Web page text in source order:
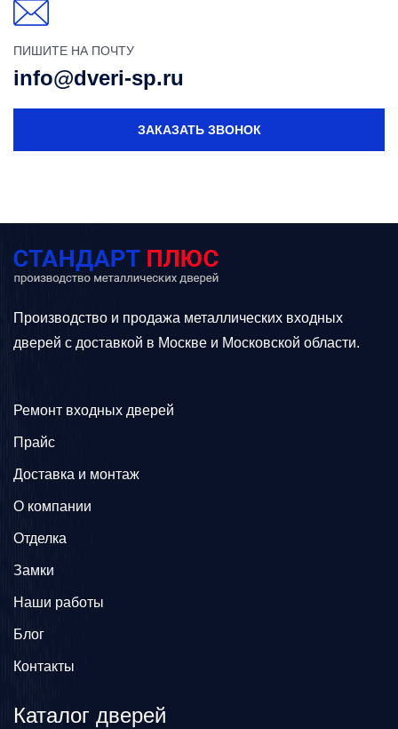
ПИШИТЕ НА ПОЧТУ
info@dveri-sp.ru
ЗАКАЗАТЬ ЗВОНОК
Производство и продажа металлических входных
дверей с доставкой в Москве и Московской области.
Ремонт входных дверей
Прайс
Доставка и монтаж
О компании
Отделка
Замки
Наши работы
Блог
Контакты
Каталог дверей